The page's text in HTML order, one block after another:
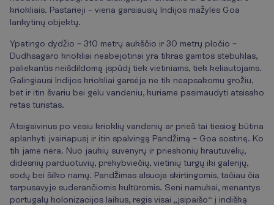
kriokliais. Pastarieji – viena garsiausių Indijos mažylės Goa
lankytinų objektų.
Ypatingo dydžio – 310 metrų aukščio ir 30 metrų pločio –
Dudhsagaro kriokliai neabejotinai yra tikras gamtos stebuklas,
paliekantis neišdildomą įspūdį tiek vietiniams, tiek keliautojams.
Galingiausi Indijos kriokliai garsėja ne tik neapsakomu grožiu,
bet ir itin švariu bei gėlu vandeniu, kuriame pasimaudyti atsisako
retas turistas.
Atsigaivinus po vėsiu krioklių vandenių ar prieš tai tiesiog būtina
aplankyti įvairiapusį ir itin spalvingą Pandžimą – Goa sostinę. Ko
tik jame nėra. Nuo jaukių suvenyrų ir prieskonių krautuvėlių,
didesnių parduotuvių, prekybviečių, vietinių turgų iki galerijų,
sodų bei šilko namų. Pandžimas alsuoja skirtingomis, tačiau čia
tarpusavyje suderančiomis kultūromis. Seni namukai, menantys
portugalų kolonizacijos laikus, regis visai „įsipaišo“ į indišką